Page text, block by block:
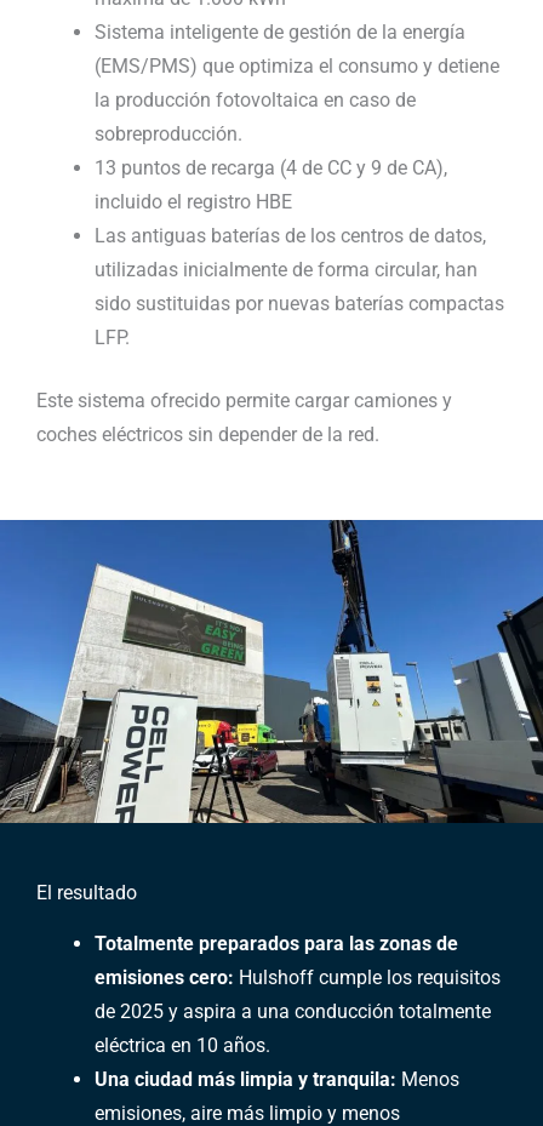
Sistema inteligente de gestión de la energía
(EMS/PMS) que optimiza el consumo y detiene
la producción fotovoltaica en caso de
sobreproducción.
13 puntos de recarga (4 de CC y 9 de CA),
incluido el registro HBE
Las antiguas baterías de los centros de datos,
utilizadas inicialmente de forma circular, han
sido sustituidas por nuevas baterías compactas
LFP.
Este sistema ofrecido permite cargar camiones y
coches eléctricos sin depender de la red.
El resultado
Totalmente preparados para las zonas de
emisiones cero: Hulshoff cumple los requisitos
de 2025 y aspira a una conducción totalmente
eléctrica en 10 años.
Una ciudad más limpia y tranquila: Menos
emisiones, aire más limpio y menos